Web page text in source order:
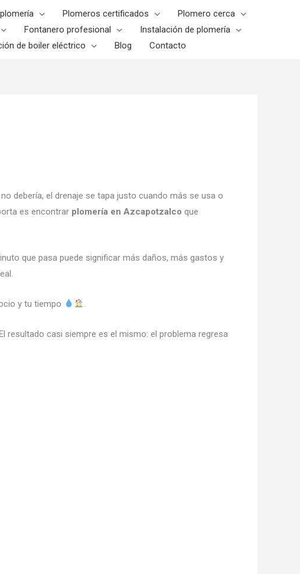
Plomeros certificados
Plomero cerca
Fontanero profesional
Instalación de plomería
de boiler eléctrico Blog Contacto
no debería, el drenaje se tapa justo cuando más se usa o
es encontrar plomería en Azcapotzalco que
que pasa puede significar más daños, más gastos y
y tu tiempo
resultado casi siempre es el mismo: el problema regresa